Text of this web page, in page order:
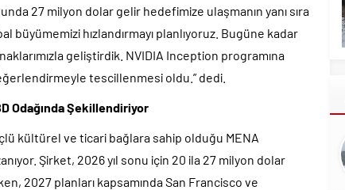
27 milyon dolar gelir hedefimize ulaşmanın yanı sıra
büyümemizi hızlandırmayı planlıyoruz. Bugüne kadar
geliştirdik. NVIDIA Inception programına
tescillenmesi oldu.” dedi.
Odağında Şekillendiriyor
kültürel ve ticari bağlara sahip olduğu MENA
Şirket, 2026 yıl sonu için 20 ila 27 milyon dolar
2027 planları kapsamında San Francisco ve